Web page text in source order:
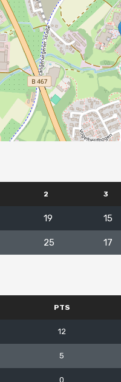
2 3
19 15
25 17
PTS
12
5
0